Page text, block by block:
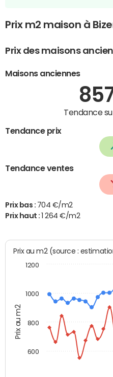
Prix m2 maison à
Prix des maisons
Maisons anciennes
Tendance
Tendance prix
Tendance ventes
Prix bas : 704 €/m2
Prix haut :
1 264 €/m2
Prix au m2
Prix au m2 (source :
600
800
1000
1200